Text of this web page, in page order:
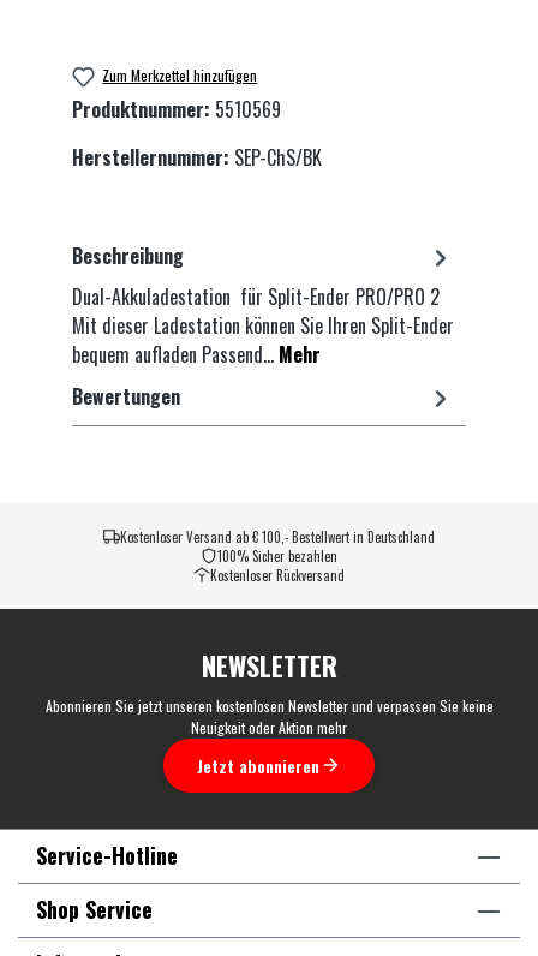
Zum Merkzettel hinzufügen
Produktnummer: 5510569
Herstellernummer: SEP-ChS/BK
Beschreibung
Dual-Akkuladestation für Split-Ender PRO/PRO 2
Mit dieser Ladestation können Sie Ihren Split-Ender
bequem aufladen Passend… Mehr
Bewertungen
Kostenloser Versand ab € 100,- Bestellwert in Deutschland
100% Sicher bezahlen
Kostenloser Rückversand
NEWSLETTER
Abonnieren Sie jetzt unseren kostenlosen Newsletter und verpassen Sie keine
Neuigkeit oder Aktion mehr
Jetzt abonnieren
Service-Hotline
Shop Service